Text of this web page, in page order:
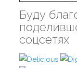
Буду
соцсетях